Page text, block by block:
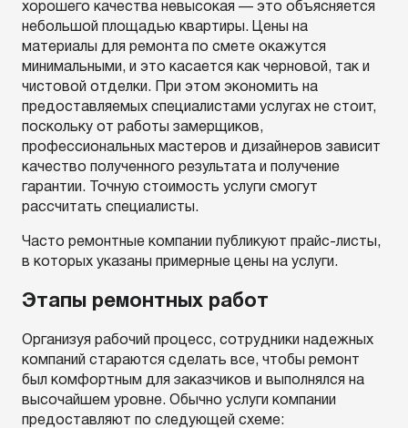
хорошего качества невысокая — это объясняется
небольшой площадью квартиры. Цены на
материалы для ремонта по смете окажутся
минимальными, и это касается как черновой, так и
чистовой отделки. При этом экономить на
предоставляемых специалистами услугах не стоит,
поскольку от работы замерщиков,
профессиональных мастеров и дизайнеров зависит
качество полученного результата и получение
гарантии. Точную стоимость услуги смогут
рассчитать специалисты.
Часто ремонтные компании публикуют прайс-листы,
в которых указаны примерные цены на услуги.
Этапы ремонтных работ
Организуя рабочий процесс, сотрудники надежных
компаний стараются сделать все, чтобы ремонт
был комфортным для заказчиков и выполнялся на
высочайшем уровне. Обычно услуги компании
предоставляют по следующей схеме: